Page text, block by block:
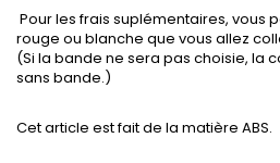
Pour les frais suplémentaires, vous
rouge ou blanche que vous allez
(Si la bande ne sera pas choisie, la
sans bande.)
Cet article est fait de la matière ABS.